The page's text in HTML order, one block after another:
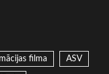
filma ASV